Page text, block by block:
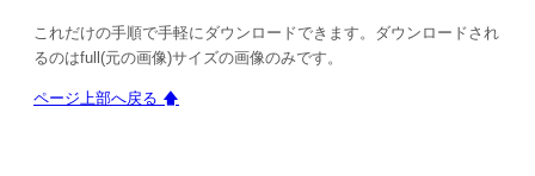
これだけの手順で手軽にダウンロードできます。ダウンロードされ
るのはfull(元の画像)サイズの画像のみです。
ページ上部へ戻る 🡅